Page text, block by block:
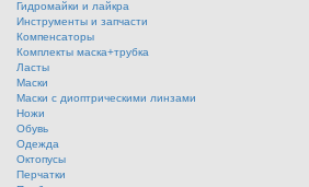
Гидромайки и лайкра
Инструменты и запчасти
Компенсаторы
Комплекты маска+трубка
Ласты
Маски
Маски с диоптрическими линзами
Ножи
Обувь
Одежда
Октопусы
Перчатки